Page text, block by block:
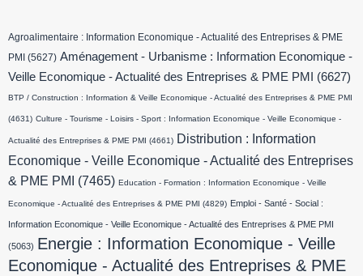
Agroalimentaire : Information Economique - Actualité des Entreprises & PME
PMI (5627) Aménagement - Urbanisme : Information Economique -
Veille Economique - Actualité des Entreprises & PME PMI
(6627)
BTP / Construction : Information & Veille Economique - Actualité des Entreprises & PME PMI
(4631) Culture - Tourisme - Loisirs - Sport : Information Economique - Veille Economique -
Actualité des Entreprises & PME PMI (4661) Distribution : Information
Economique - Veille Economique - Actualité des Entreprises
& PME PMI
(7465) Education - Formation : Information Economique - Veille
Economique - Actualité des Entreprises & PME PMI (4829) Emploi - Santé - Social :
Information Economique - Veille Economique - Actualité des Entreprises & PME PMI
(5063) Energie : Information Economique - Veille
Economique - Actualité des Entreprises & PME